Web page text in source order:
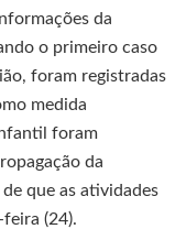
da
o primeiro caso
foram registradas
medida
foram
da
que as atividades
(24).